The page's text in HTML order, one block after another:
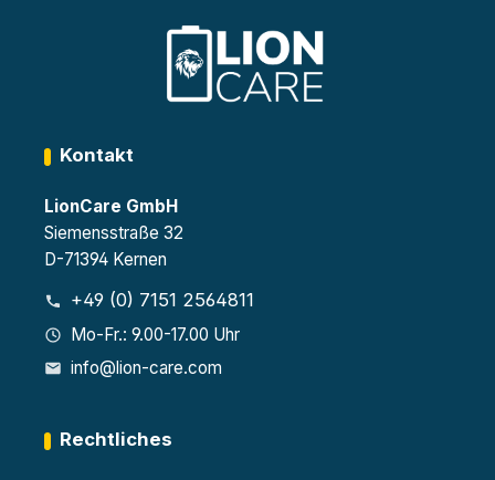
Kontakt
LionCare GmbH
Siemensstraße 32
D-71394 Kernen
+49 (0) 7151 2564811
Mo-Fr.: 9.00-17.00 Uhr
info@lion-care.com
Rechtliches